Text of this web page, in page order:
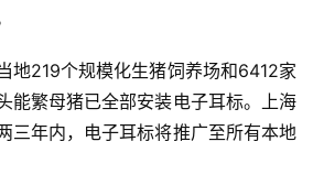
地219个规模化生猪饲养场和6412家
能繁母猪已全部安装电子耳标。上海
三年内，电子耳标将推广至所有本地